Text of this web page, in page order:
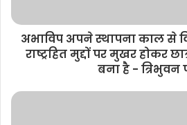
अभाविप अपने स्थापना काल से
राष्ट्रहित मुद्दों पर मुखर होकर
बना है - त्रिभुवन